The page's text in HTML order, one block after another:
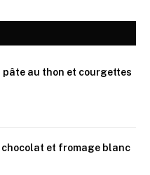
pâte au thon et courgettes
chocolat et fromage blanc